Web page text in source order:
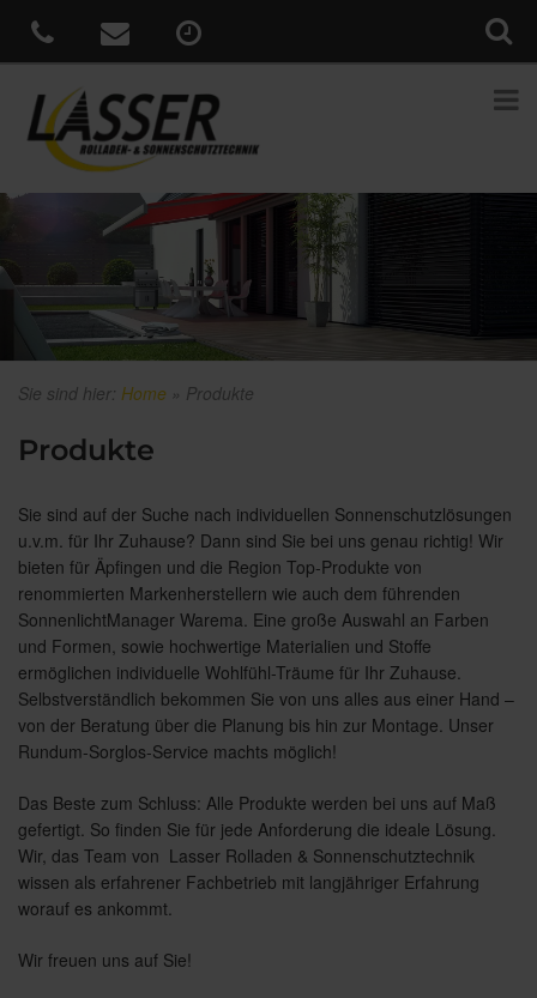
Sie sind hier: Home » Produkte
Produkte
Sie sind auf der Suche nach individuellen Sonnenschutzlösungen
u.v.m. für Ihr Zuhause? Dann sind Sie bei uns genau richtig! Wir
bieten für Äpfingen und die Region Top-Produkte von
renommierten Markenherstellern wie auch dem führenden
SonnenlichtManager Warema. Eine große Auswahl an Farben
und Formen, sowie hochwertige Materialien und Stoffe
ermöglichen individuelle Wohlfühl-Träume für Ihr Zuhause.
Selbstverständlich bekommen Sie von uns alles aus einer Hand –
von der Beratung über die Planung bis hin zur Montage. Unser
Rundum-Sorglos-Service machts möglich!
Das Beste zum Schluss: Alle Produkte werden bei uns auf Maß
gefertigt. So finden Sie für jede Anforderung die ideale Lösung.
Wir, das Team von Lasser Rolladen & Sonnenschutztechnik
wissen als erfahrener Fachbetrieb mit langjähriger Erfahrung
worauf es ankommt.
Wir freuen uns auf Sie!